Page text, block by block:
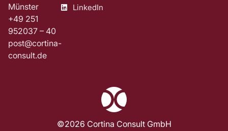
Münster
+49 251
952037 – 40
post@cortina-
consult.de
LinkedIn
©2026 Cortina Consult GmbH